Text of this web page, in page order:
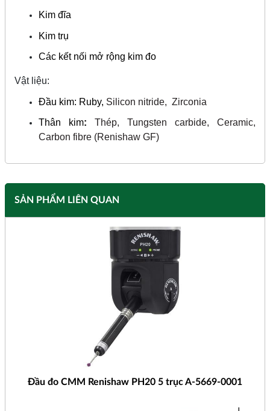
Kim đĩa
Kim trụ
Các kết nối mở rộng kim đo
Vật liệu:
Đầu kim: Ruby, Silicon nitride, Zirconia
Thân kim: Thép, Tungsten carbide, Ceramic,
Carbon fibre (Renishaw GF)
SẢN PHẨM LIÊN QUAN
Đầu đo CMM Renishaw PH20 5 trục A-5669-0001